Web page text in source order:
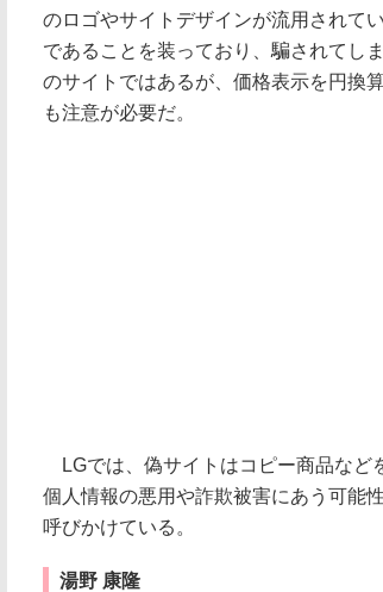
のロゴやサイトデザインが流用されて
であることを装っており、騙されてし
のサイトではあるが、価格表示を円換
も注意が必要だ。
LGでは、偽サイトはコピー商品など
個人情報の悪用や詐欺被害にあう可能
呼びかけている。
湯野 康隆